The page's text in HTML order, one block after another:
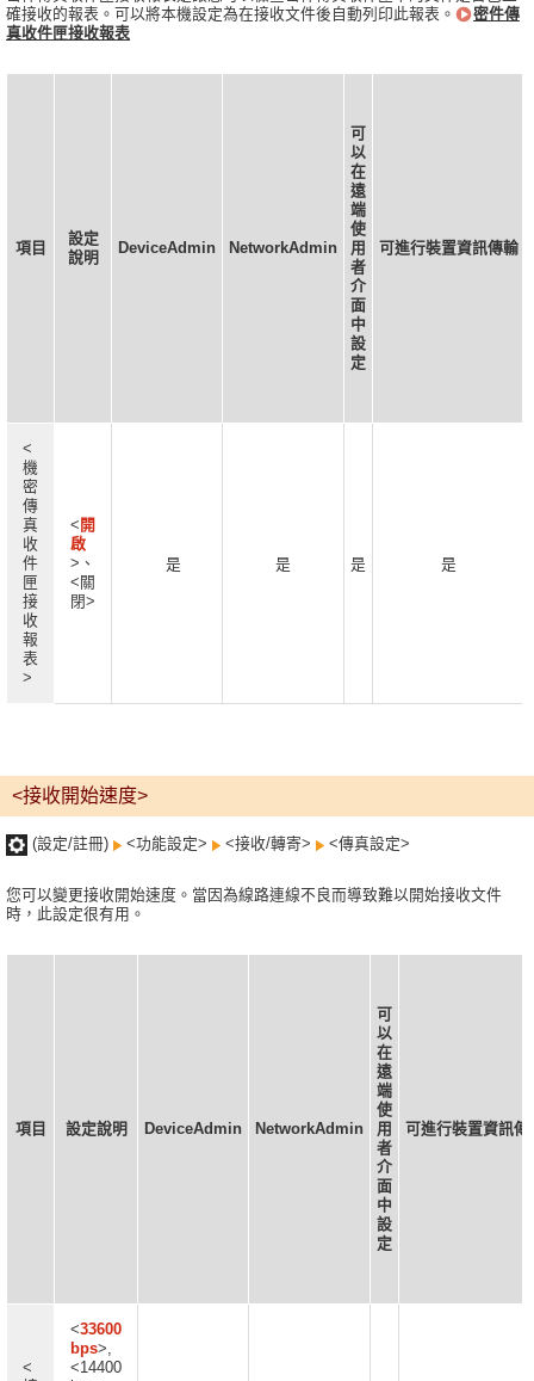
確接收的報表。可以將本機設定為在接收文件後自動列印此報表。
密件傳
真收件匣接收報表
項目
設定
說明
DeviceAdmin NetworkAdmin
可
以
在
遠
端
使
用
者
介
面
中
設
定
可進行裝置資訊傳輸
<
機
密
傳
真
收
件
匣
接
收
報
表
>
< 開
啟
>、
<關
閉>
是 是 是 是
<接收開始速度>
(設定/註冊) <功能設定> <接收/轉寄> <傳真設定>
您可以變更接收開始速度。當因為線路連線不良而導致難以開始接收文件
時，此設定很有用。
項目 設定說明 DeviceAdmin NetworkAdmin
可
以
在
遠
端
使
用
者
介
面
中
設
定
可進行裝置資訊傳
<
<33600
bps>,
<14400